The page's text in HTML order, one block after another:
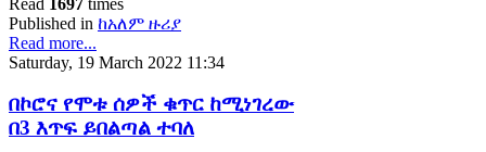
Published in ከአለም ዙሪያ
Read more...
Saturday, 19 March 2022 11:34
በኮሮና የሞቱ ሰዎች ቁጥር ከሚነገረው
በ3 እጥፍ ይበልጣል ተባለ